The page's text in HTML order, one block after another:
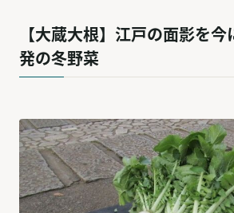
【大蔵大根】江戸の面影を
発の冬野菜